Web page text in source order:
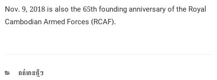
Nov. 9, 2018 is also the 65th founding anniversary of the Royal
Cambodian Armed Forces (RCAF).
CATEGORIES
ពត៌មានថ្មីៗ